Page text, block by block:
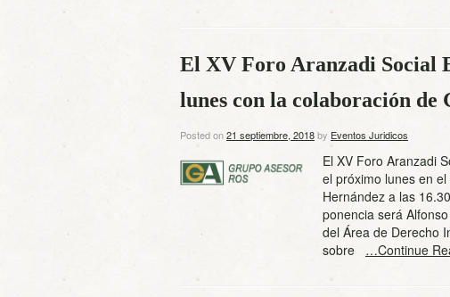
El XV Foro Aranzadi Social
lunes con la colaboración de
Posted on21 septiembre, 2018by Eventos Juridicos
El XV Foro Aranzadi
el próximo lunes en
Hernández a las
ponencia será
del Área de Derecho
sobre …Continue